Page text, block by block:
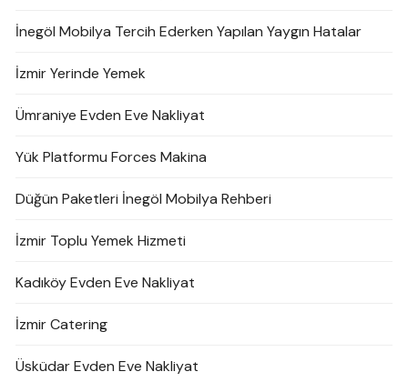
İnegöl Mobilya Tercih Ederken Yapılan Yaygın Hatalar
İzmir Yerinde Yemek
Ümraniye Evden Eve Nakliyat
Yük Platformu Forces Makina
Düğün Paketleri İnegöl Mobilya Rehberi
İzmir Toplu Yemek Hizmeti
Kadıköy Evden Eve Nakliyat
İzmir Catering
Üsküdar Evden Eve Nakliyat